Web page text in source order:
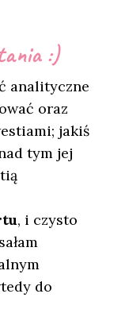
:)
analityczne
oraz
jakiś
tym jej
, i czysto
do